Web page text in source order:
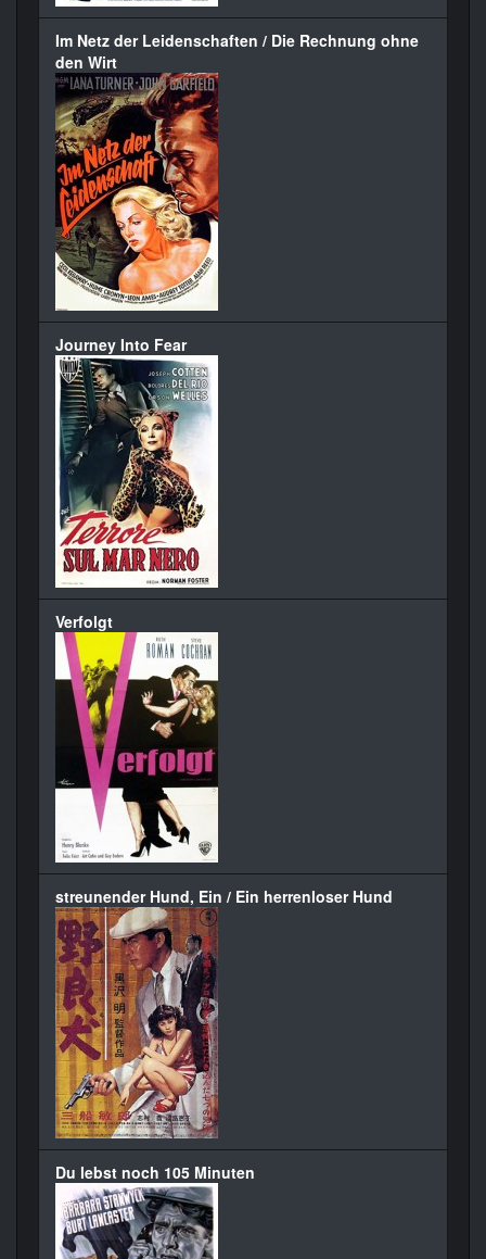
Im Netz der Leidenschaften / Die Rechnung ohne
den Wirt
Journey Into Fear
Verfolgt
streunender Hund, Ein / Ein herrenloser Hund
Du lebst noch 105 Minuten